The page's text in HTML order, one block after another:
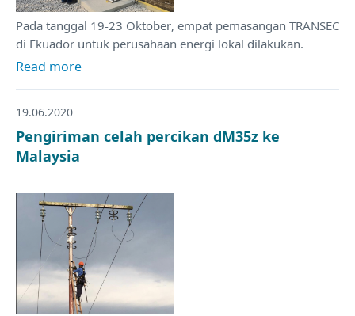
Pada tanggal 19-23 Oktober, empat pemasangan TRANSEC
di Ekuador untuk perusahaan energi lokal dilakukan.
Read more
19.06.2020
Pengiriman celah percikan dM35z ke
Malaysia